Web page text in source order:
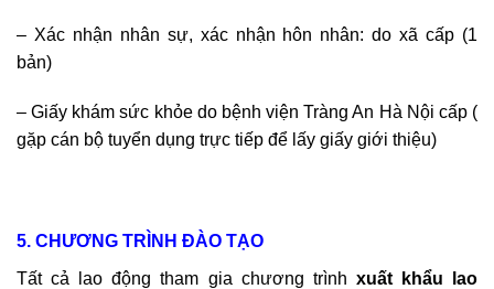
– Xác nhận nhân sự, xác nhận hôn nhân: do xã cấp (1
bản)
– Giấy khám sức khỏe do bệnh viện Tràng An Hà Nội cấp (
gặp cán bộ tuyển dụng trực tiếp để lấy giấy giới thiệu)
5. CHƯƠNG TRÌNH ĐÀO TẠO
Tất cả lao động tham gia chương trình xuất khẩu lao